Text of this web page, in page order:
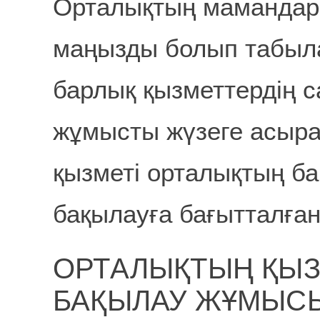
Орталықтың
маңызды болып
барлық қызметтердің
жұмысты жүзеге
қызметі орталықтың
бақылауға
ОРТАЛЫҚТЫҢ
БАҚЫЛАУ